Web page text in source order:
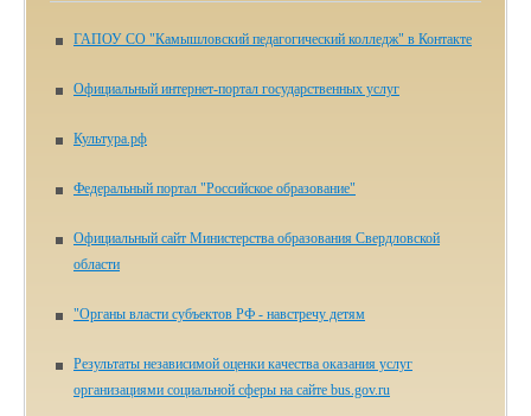
ГАПОУ СО "Камышловский педагогический колледж" в Контакте
Официальный интернет-портал государственных услуг
Культура.рф
Федеральный портал "Российское образование"
Официальный сайт Министерства образования Свердловской
области
"Органы власти субъектов РФ - навстречу детям
Результаты независимой оценки качества оказания услуг
организациями социальной сферы на сайте bus.gov.ru